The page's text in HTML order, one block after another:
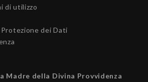
di utilizzo
dei Dati
Madre della Divina Provvidenza